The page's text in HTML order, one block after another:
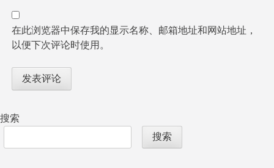
在此浏览器中保存我的显示名称、邮箱地址和网站地址，
以便下次评论时使用。
搜索
搜索